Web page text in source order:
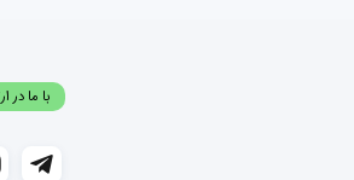
با ما در